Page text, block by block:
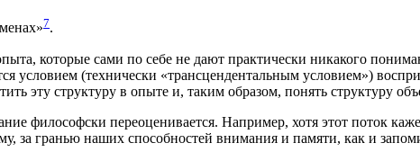
7.
кото­рые сами по себе не дают прак­ти­че­ски ника­ко­го
усло­ви­ем (тех­ни­че­ски «транс­цен­ден­таль­ным усло­ви­ем»)
эту струк­ту­ру в опы­те и, таким обра­зом, понять струк­ту­ру
фило­соф­ски пере­оце­ни­ва­ет­ся. Напри­мер, хотя этот поток
за гра­нью наших спо­соб­но­стей вни­ма­ния и памя­ти, как и